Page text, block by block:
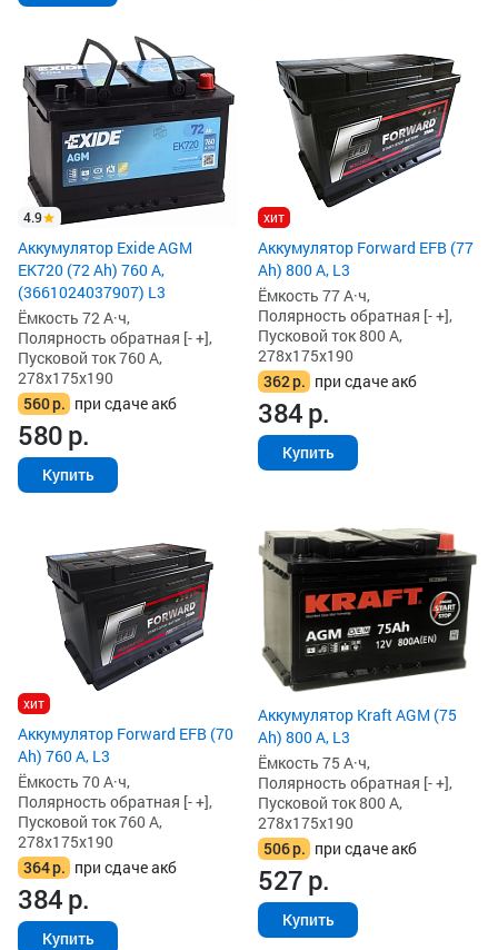
4.9
Аккумулятор Exide AGM
EK720 (72 Ah) 760 А,
(3661024037907) L3
Ёмкость 72 А·ч,
Полярность обратная [- +],
Пусковой ток 760 А,
278x175x190
560р. при сдаче акб
580р.
Купить
хит
Аккумулятор Forward EFB (77
Ah) 800 А, L3
Ёмкость 77 А·ч,
Полярность обратная [- +],
Пусковой ток 800 А,
278x175x190
362р. при сдаче акб
384р.
Купить
хит
Аккумулятор Forward EFB (70
Ah) 760 А, L3
Ёмкость 70 А·ч,
Полярность обратная [- +],
Пусковой ток 760 А,
278x175x190
364р. при сдаче акб
384р.
Купить
Аккумулятор Kraft AGM (75
Ah) 800 А, L3
Ёмкость 75 А·ч,
Полярность обратная [- +],
Пусковой ток 800 А,
278x175x190
506р. при сдаче акб
527р.
Купить